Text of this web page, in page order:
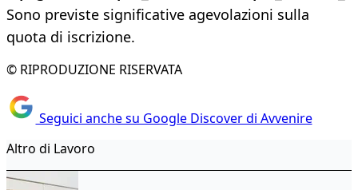
Sono previste significative agevolazioni sulla
quota di iscrizione.
© RIPRODUZIONE RISERVATA
Seguici anche su Google Discover di Avvenire
Altro di Lavoro